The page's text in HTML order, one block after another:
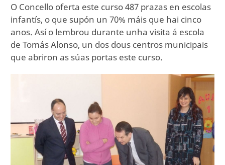
O Concello oferta este curso 487 prazas en escolas
infantís, o que supón un 70% máis que hai cinco
anos. Así o lembrou durante unha visita á escola
de Tomás Alonso, un dos dous centros municipais
que abriron as súas portas este curso.